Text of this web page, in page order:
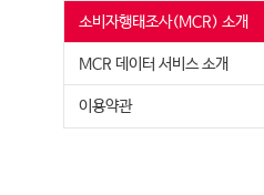
소비자행태조사(MCR) 소개
MCR 데이터 서비스 소개
이용약관